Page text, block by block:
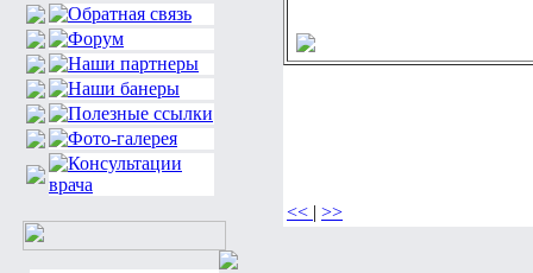
<< | >>